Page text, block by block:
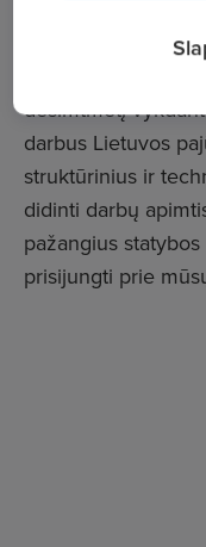
Vid.
dešimtmetį
darbus Lietuvos
struktūrinius ir
didinti darbų
pažangius
prisijungti prie